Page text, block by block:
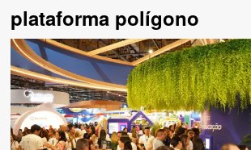
plataforma polígono